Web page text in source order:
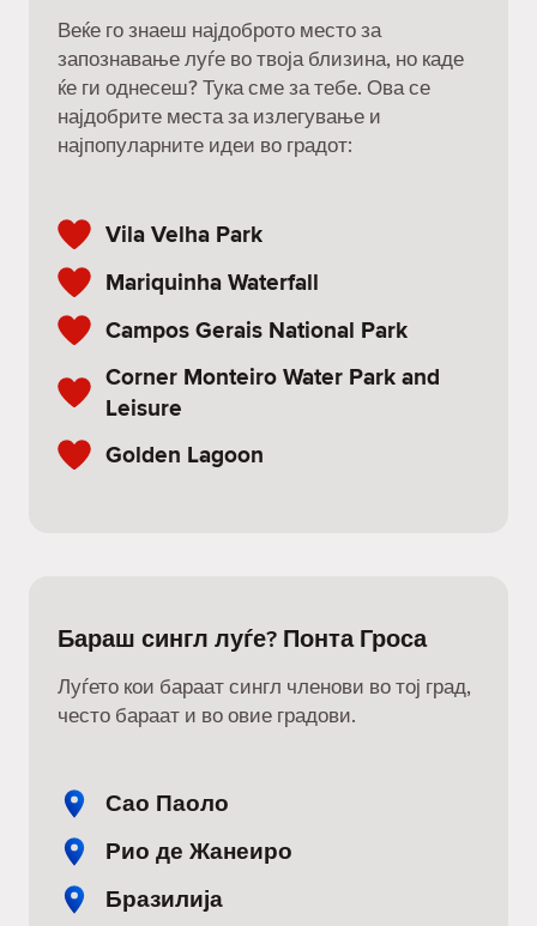
Веќе го знаеш најдоброто место за
запознавање луѓе во твоја близина, но каде
ќе ги однесеш? Тука сме за тебе. Ова се
најдобрите места за излегување и
најпопуларните идеи во градот:
Vila Velha Park
Mariquinha Waterfall
Campos Gerais National Park
Corner Monteiro Water Park and
Leisure
Golden Lagoon
Бараш сингл луѓе? Понта Гроса
Луѓето кои бараат сингл членови во тој град,
често бараат и во овие градови.
Сао Паоло
Рио де Жанеиро
Бразилија